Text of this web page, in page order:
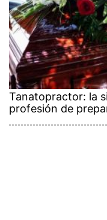
Tanatopractor: la
profesión de